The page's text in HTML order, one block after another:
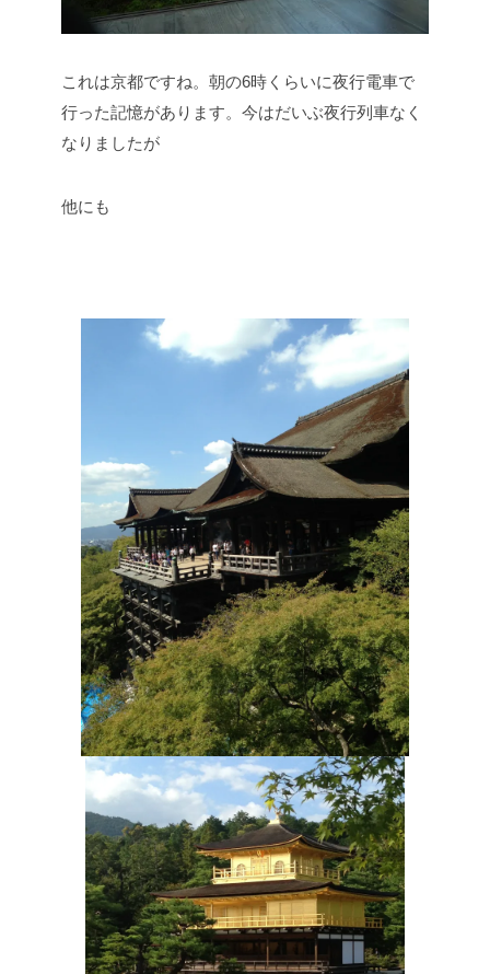
これは京都ですね。朝の6時くらいに夜行電車で
行った記憶があります。今はだいぶ夜行列車なく
なりましたが
他にも